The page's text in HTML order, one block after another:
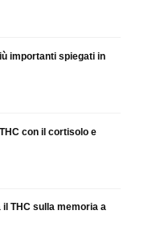
importanti spiegati in
con il cortisolo e
THC sulla memoria a